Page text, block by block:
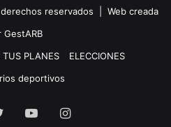
reservados | Web creada
GestARB
PLANES
ELECCIONES
deportivos
Twitter YouTubeInstagram